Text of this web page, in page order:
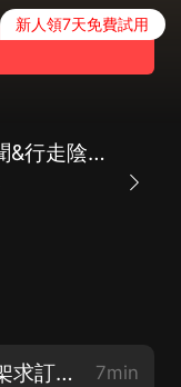
新人領7天免費試用
天官風水鋪 |市井詭聞&行走陰陽|搞笑捉鬼|玄學|靈異懸疑|鬼故事|多人劇
第0001集 天煞孤星（新書上架求訂閱關注） 7min